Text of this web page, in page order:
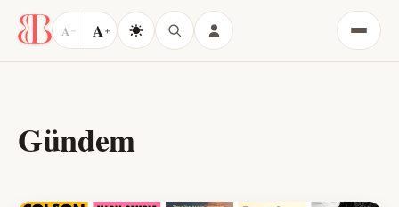
A − A+
Menü
Gündem